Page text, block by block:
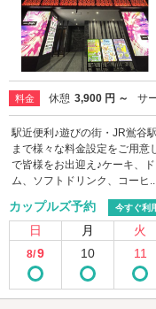
料金 休憩 3,900 円 ～ サ
駅近便利♪遊びの街・JR鴬谷
まで様々な料金設定をご用意
で皆様をお出迎え♪ケーキ、
ム、ソフトドリンク、コーヒ
カップルズ予約 今すぐ利
日 月 火
8/9 10 11